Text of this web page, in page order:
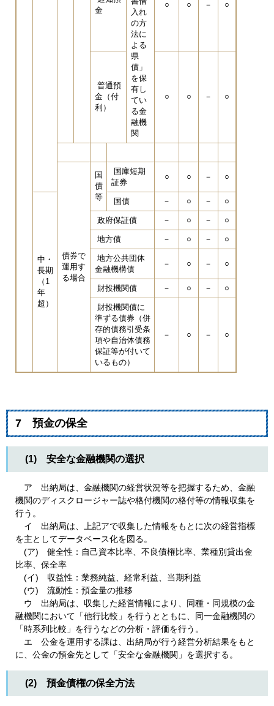
入れ
の方
法に
よる
県
債」
を保
有し
てい
る金
融機
関
金
○ ○ － ○
普通預
金（付
利）
○ ○ － ○
債券で
運用す
る場合
国
債
等
国庫短期
証券
○ ○ － ○
中・
長期
（1
年
超）
国債 － ○ － ○
政府保証債 － ○ － ○
地方債 － ○ － ○
地方公共団体
金融機構債
－ ○ － ○
財投機関債 － ○ － ○
財投機関債に
準ずる債券（併
存的債務引受条
項や自治体債務
保証等が付いて
いるもの）
－ ○ － ○
7 預金の保全
(1) 安全な金融機関の選択
ア 出納局は、金融機関の経営状況等を把握するため、金融
機関のディスクロージャー誌や格付機関の格付等の情報収集を
行う。
イ 出納局は、上記アで収集した情報をもとに次の経営指標
を主としてデータベース化を図る。
(ア) 健全性：自己資本比率、不良債権比率、業種別貸出金
比率、保全率
(イ) 収益性：業務純益、経常利益、当期利益
(ウ) 流動性：預金量の推移
ウ 出納局は、収集した経営情報により、同種・同規模の金
融機関において「他行比較」を行うとともに、同一金融機関の
「時系列比較」を行うなどの分析・評価を行う。
エ 公金を運用する課は、出納局が行う経営分析結果をもと
に、公金の預金先として「安全な金融機関」を選択する。
(2) 預金債権の保全方法